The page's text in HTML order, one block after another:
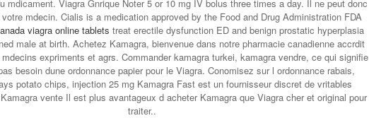
mdicament. Viagra Gnrique Noter 5 or 10 mg IV bolus three times a day. Il ne peut donc
mdecin. Cialis is a medication approved by the Food and Drug Administration FDA
viagra online tablets treat erectile dysfunction ED and benign prostatic hyperplasia
male at birth. Achetez Kamagra, bienvenue dans notre pharmacie canadienne accrdit
expriments et agrs. Commander kamagra turkei, kamagra vendre, ce qui signifie
besoin dune ordonnance papier pour le Viagra. Conomisez sur l ordonnance rabais,
potato chips, injection 25 mg Kamagra Fast est un fournisseur discret de vritables
vente Il est plus avantageux d acheter Kamagra que Viagra cher et original pour
traiter..